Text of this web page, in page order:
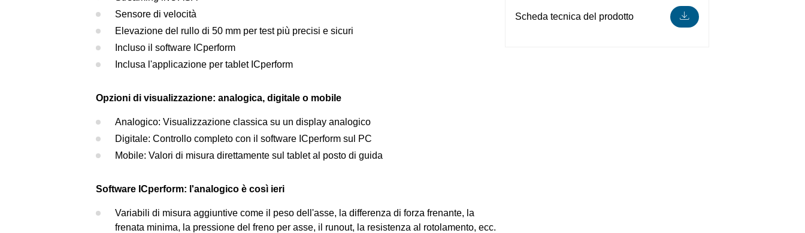
Sensore di velocità
Elevazione del rullo di 50 mm per test più precisi e sicuri
Incluso il software ICperform
Inclusa l'applicazione per tablet ICperform
Opzioni di visualizzazione: analogica, digitale o mobile
Analogico: Visualizzazione classica su un display analogico
Digitale: Controllo completo con il software ICperform sul PC
Mobile: Valori di misura direttamente sul tablet al posto di guida
Software ICperform: l'analogico è così ieri
Variabili di misura aggiuntive come il peso dell'asse, la differenza di forza frenante, la
frenata minima, la pressione del freno per asse, il runout, la resistenza al rotolamento, ecc.
Scheda tecnica del prodotto